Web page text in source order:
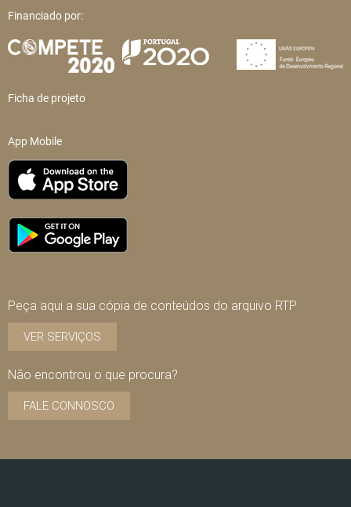
Financiado por:
Ficha de projeto
App Mobile
Peça aqui a sua cópia de conteúdos do arquivo RTP
VER SERVIÇOS
Não encontrou o que procura?
FALE CONNOSCO